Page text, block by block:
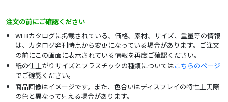
注文の前にご確認ください
WEBカタログに掲載されている、価格、素材、サイズ、重量等の情報
は、カタログ発刊時点から変更になっている場合があります。ご注文
の前にこの画面に表示されている情報を再度ご確認ください。
紙の仕上がりサイズとプラスチックの種類についてはこちらのページ
でご確認ください。
商品画像はイメージです。また、色合いはディスプレイの特性上実際
の色と異なって見える場合があります。